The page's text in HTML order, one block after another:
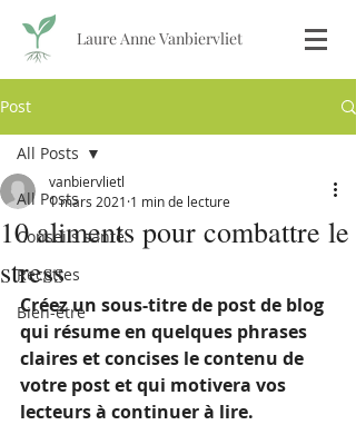
Laure Anne Vanbiervliet
Post
All Posts
Conseils santé
Recettes
Bien-être
All Posts
10 aliments pour combattre le
stress
vanbiervlietl
1 mars 2021 1 min de lecture
Créez un sous-titre de post de blog
qui résume en quelques phrases
claires et concises le contenu de
votre post et qui motivera vos
lecteurs à continuer à lire.